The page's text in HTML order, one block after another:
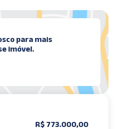
para mais
imóvel.
R$ 773.000,00